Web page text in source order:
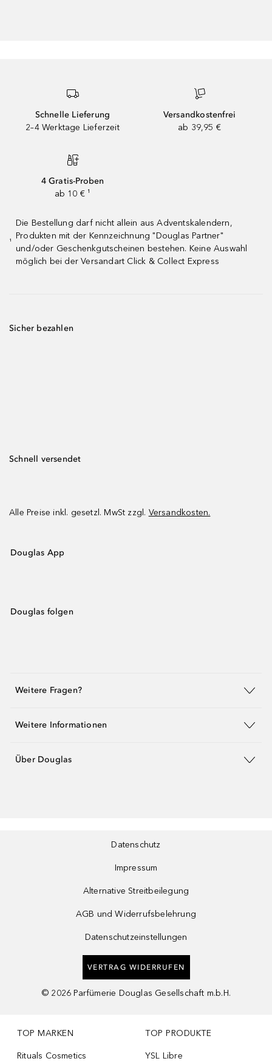
Schnelle Lieferung
2–4 Werktage Lieferzeit
Versandkostenfrei
ab 39,95 €
4 Gratis-Proben
ab 10 € ¹
¹
Die Bestellung darf nicht allein aus Adventskalendern,
Produkten mit der Kennzeichnung "Douglas Partner"
und/oder Geschenkgutscheinen bestehen. Keine Auswahl
möglich bei der Versandart Click & Collect Express
Sicher bezahlen
Schnell versendet
Alle Preise inkl. gesetzl. MwSt zzgl. Versandkosten.
Douglas App
Douglas folgen
Weitere Fragen?
Weitere Informationen
Über Douglas
Datenschutz
Impressum
Alternative Streitbeilegung
AGB und Widerrufsbelehrung
Datenschutzeinstellungen
VERTRAG WIDERRUFEN
© 2026 Parfümerie Douglas Gesellschaft m.b.H.
TOP MARKEN
Rituals Cosmetics
TOP PRODUKTE
YSL Libre